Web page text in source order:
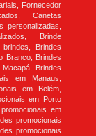
Fornecedor
Canetas
personalizadas,
Brinde
Brindes
Branco, Brindes
Brindes
em Manaus,
em Belém,
em Porto
em
promocionais
promocionais